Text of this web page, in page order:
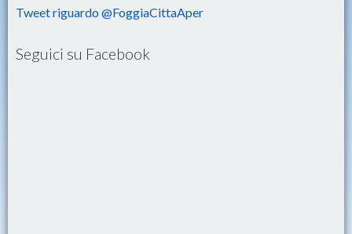
Tweet riguardo @FoggiaCittaAper
Seguici su Facebook